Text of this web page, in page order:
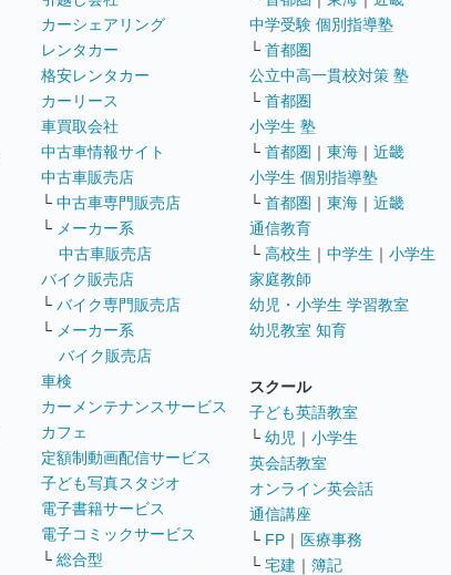
カーシェアリング
レンタカー
格安レンタカー
カーリース
車買取会社
中古車情報サイト
中古車販売店
└ 中古車専門販売店
└ メーカー系
中古車販売店
バイク販売店
└ バイク専門販売店
└ メーカー系
バイク販売店
車検
カーメンテナンスサービス
カフェ
定額制動画配信サービス
子ども写真スタジオ
電子書籍サービス
電子コミックサービス
└ 総合型
中学受験 個別指導塾
└ 首都圏
公立中高一貫校対策 塾
└ 首都圏
小学生 塾
└ 首都圏 ｜ 東海 ｜ 近畿
小学生 個別指導塾
└ 首都圏 ｜ 東海 ｜ 近畿
通信教育
└ 高校生 ｜ 中学生 ｜ 小学生
家庭教師
幼児・小学生 学習教室
幼児教室 知育
スクール
子ども英語教室
└ 幼児 ｜ 小学生
英会話教室
オンライン英会話
通信講座
└ FP ｜ 医療事務
└ 宅建 ｜ 簿記